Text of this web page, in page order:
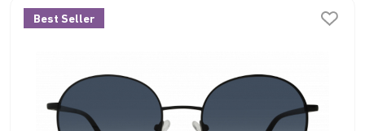
Best Seller